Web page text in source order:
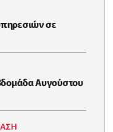
σε
Αυγούστου